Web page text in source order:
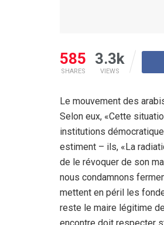
585
SHARES
3.3k
VIEWS
Le mouvement des
Selon eux, «Cette
institutions
estiment – ils, «La
de le révoquer de son
nous condamnons
mettent en péril les
reste le maire légitime